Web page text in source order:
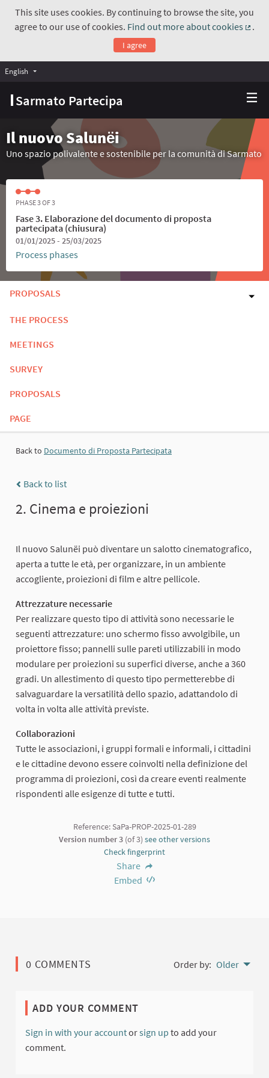
This site uses cookies. By continuing to browse the site, you
agree to our use of cookies. Find out more about cookies
.
I agree
Sarmato Partecipa
English Choose language
Il nuovo Salunёi
Uno spazio polivalente e sostenibile per la comunità di Sarmato
PHASE 3 OF 3
Fase 3. Elaborazione del documento di proposta
partecipata (chiusura)
01/01/2025 - 25/03/2025
Process phases
PROPOSALS
THE PROCESS
MEETINGS
SURVEY
PROPOSALS
PAGE
Back to Documento di Proposta Partecipata
Back to list
2. Cinema e proiezioni
Il nuovo Salunëi può diventare un salotto cinematografico,
aperta a tutte le età, per organizzare, in un ambiente
accogliente, proiezioni di film e altre pellicole.
Attrezzature necessarie
Per realizzare questo tipo di attività sono necessarie le
seguenti attrezzature: uno schermo fisso avvolgibile, un
proiettore fisso; pannelli sulle pareti utilizzabili in modo
modulare per proiezioni su superfici diverse, anche a 360
gradi. Un allestimento di questo tipo permetterebbe di
salvaguardare la versatilità dello spazio, adattandolo di
volta in volta alle attività previste.
Collaborazioni
Tutte le associazioni, i gruppi formali e informali, i cittadini
e le cittadine devono essere coinvolti nella definizione del
programma di proiezioni, così da creare eventi realmente
rispondenti alle esigenze di tutte e tutti.
Reference: SaPa-PROP-2025-01-289
Version number 3 (of 3) see other versions
Check fingerprint
Share
Embed
0 COMMENTS Order by: Older
ADD YOUR COMMENT
Sign in with your accountorsign up to add your
comment.